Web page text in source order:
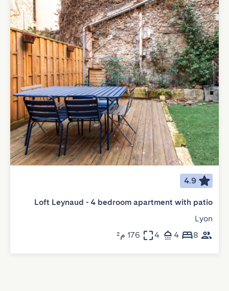
4.9
Loft Leynaud - 4 bedroom apartment with patio
Lyon
8
4
4 176 م²